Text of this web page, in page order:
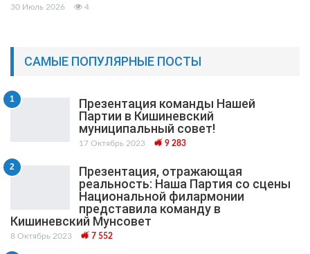
30 Июль 2026 4
САМЫЕ ПОПУЛЯРНЫЕ ПОСТЫ
1
Презентация команды Нашей
Партии в Кишиневский
муниципальный cовет!
17 Октябрь 2023 9 283
2
Презентация, отражающая
реальность: Наша Партия со сцены
Национальной филармонии
представила команду в
Кишиневский Мунсовет
8 Октябрь 2023 7 552